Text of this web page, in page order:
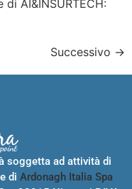
AI&INSURTECH:
Successivo →
soggetta ad attività di
di Ardonagh Italia Spa